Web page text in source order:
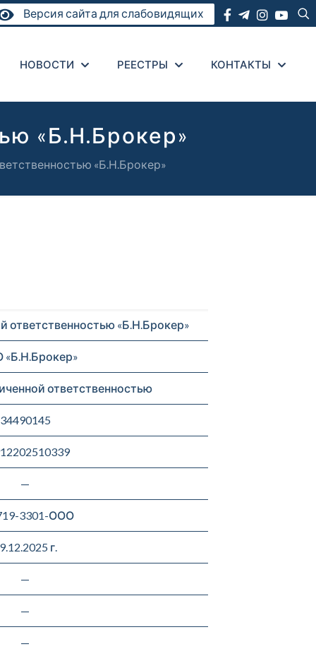
Версия сайта для слабовидящих
НОВОСТИ РЕЕСТРЫ КОНТАКТЫ
«Б.Н.Брокер»
«Б.Н.Брокер»
ответственностью «Б.Н.Брокер»
«Б.Н.Брокер»
ответственностью
34490145
—
3301-ООО
г.
—
—
—